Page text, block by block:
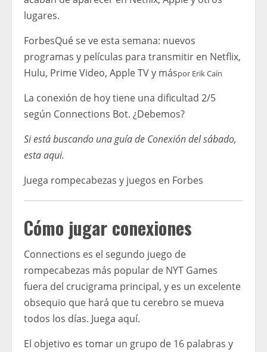
lugares.
ForbesQué se ve esta semana: nuevos
programas y películas para transmitir en Netflix,
Hulu, Prime Video, Apple TV y máspor Erik Caín
La conexión de hoy tiene una dificultad 2/5
según Connections Bot. ¿Debemos?
Si está buscando una guía de Conexión del sábado,
esta aqui.
Juega rompecabezas y juegos en Forbes
Cómo jugar conexiones
Connections es el segundo juego de
rompecabezas más popular de NYT Games
fuera del crucigrama principal, y es un excelente
obsequio que hará que tu cerebro se mueva
todos los días. Juega aquí.
El objetivo es tomar un grupo de 16 palabras y